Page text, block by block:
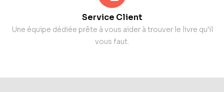
Service Client
Une équipe dédiée prête à vous aider à trouver le livre qu'il
vous faut.